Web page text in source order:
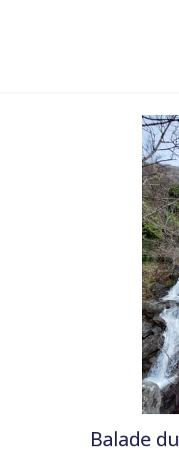
Balade